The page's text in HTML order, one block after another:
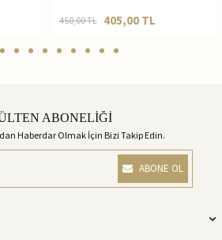
450,00TL 405,00TL
ABONELİĞİ
Haberdar Olmak İçin Bizi Takip Edin.
ABONE OL